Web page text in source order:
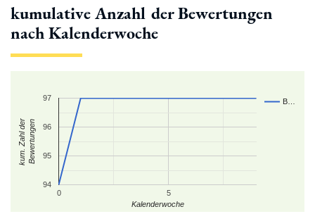
kumulative Anzahl der Bewertungen
nach Kalenderwoche
B…
0 5
94
95
96
97
Kalenderwoche
kum. Zahl derBewertungen